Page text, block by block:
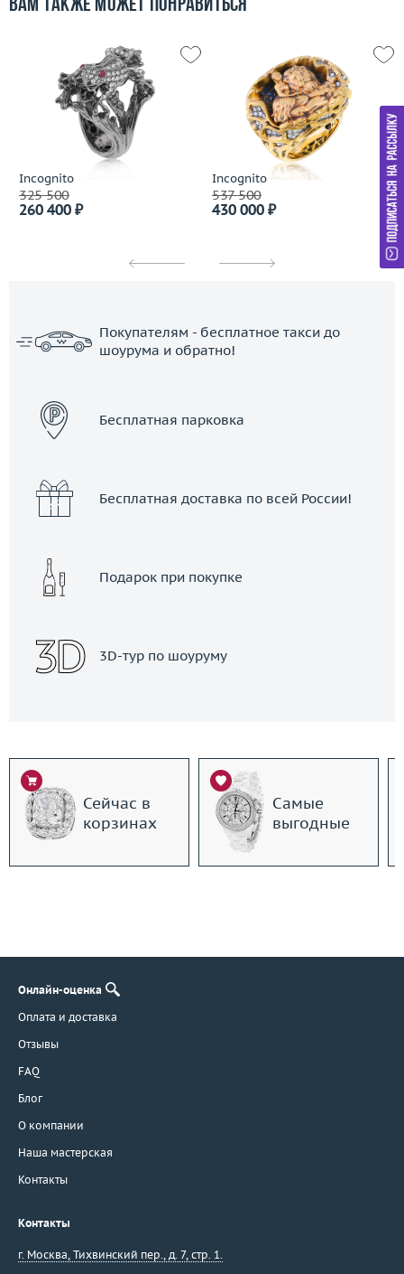
Вам также может понравиться
Incognito
325 500
260 400 ₽
Incognito
537 500
430 000 ₽
Покупателям - бесплатное такси до
шоурума и обратно!
Бесплатная парковка
Бесплатная доставка по всей России!
Подарок при покупке
3D-тур по шоуруму
Сейчас в
корзинах
Самые
выгодные
Онлайн-оценка
Оплата и доставка
Отзывы
FAQ
Блог
О компании
Наша мастерская
Контакты
Контакты
г. Москва, Тихвинский пер., д. 7, стр. 1.